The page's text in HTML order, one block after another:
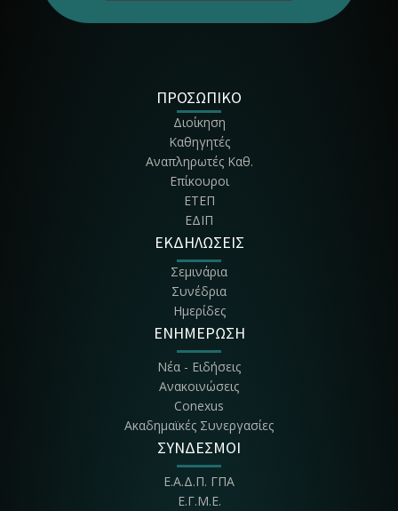
ΠΡΟΣΩΠΙΚΟ
Διοίκηση
Καθηγητές
Αναπληρωτές Καθ.
Επίκουροι
ΕΤΕΠ
ΕΔΙΠ
ΕΚΔΗΛΩΣΕΙΣ
Σεμινάρια
Συνέδρια
Ημερίδες
ΕΝΗΜΕΡΩΣΗ
Νέα - Ειδήσεις
Ανακοινώσεις
Conexus
Ακαδημαϊκές Συνεργασίες
ΣΥΝΔΕΣΜΟΙ
Ε.Α.Δ.Π. ΓΠΑ
Ε.Γ.Μ.Ε.